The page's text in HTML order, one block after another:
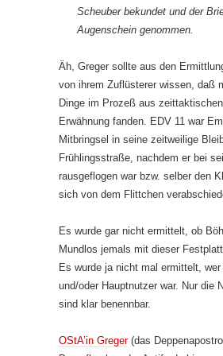
Scheuber bekundet und der
Augenschein genommen.
Äh, Greger sollte aus den
von ihrem Zuflüsterer wissen, daß
Dinge im Prozeß aus
Erwähnung fanden. EDV 11 war
Mitbringsel in seine zeitweilige
Frühlingsstraße, nachdem er bei
rausgeflogen war bzw. selber den
sich von dem Flittchen
Es wurde gar nicht ermittelt, ob
Mundlos jemals mit dieser
Es wurde ja nicht mal ermittelt,
und/oder Hauptnutzer war. Nur die
sind klar benennbar.
OStA’in Greger(das